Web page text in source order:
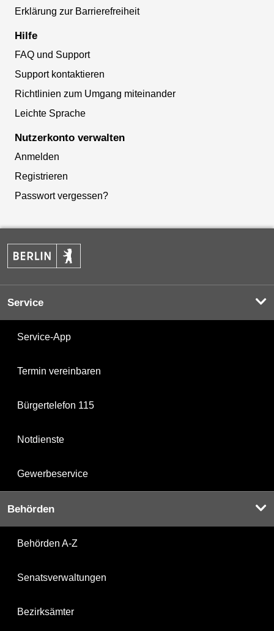
Erklärung zur Barrierefreiheit
Hilfe
FAQ und Support
Support kontaktieren
Richtlinien zum Umgang miteinander
Leichte Sprache
Nutzerkonto verwalten
Anmelden
Registrieren
Passwort vergessen?
Service
Service-App
Termin vereinbaren
Bürgertelefon 115
Notdienste
Gewerbeservice
Behörden
Behörden A-Z
Senatsverwaltungen
Bezirksämter